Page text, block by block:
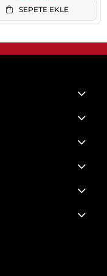
SEPETE EKLE